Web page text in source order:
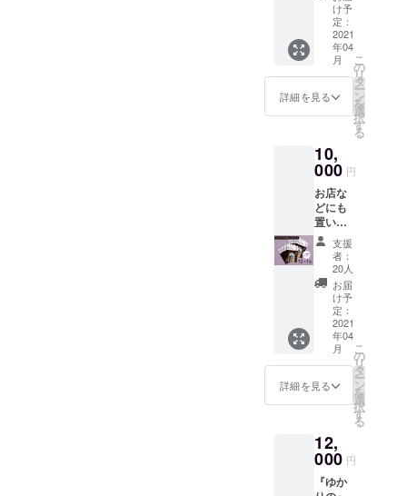
トで
す。 ト
ラベル
雑誌の
ような
楽しい
特集
ページ
り
の』。
消費税
（500
円）と
送料
（390
円）が
お得と
なって
いま
す。
け予
定：
2021
年04
月
詳細を見る
こ
の
リ
タ
ー
ン
を
選
択
す
る
10,
000 円
お店な
どにも
置いて
シェア
できる
10冊
セット
です。
初クラ
ウド
ファン
ディン
グを記
念とい
たしま
一冊プ
レゼン
トさせ
ていた
支援
者：
20人
お届
け予
定：
2021
年04
月
詳細を見る
こ
の
リ
タ
ー
ン
を
選
択
す
る
12,
000 円
『ゆか